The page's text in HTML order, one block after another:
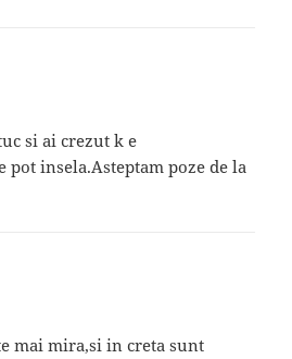
si ai crezut k e
pot insela.Asteptam poze de la
mai mira,si in creta sunt